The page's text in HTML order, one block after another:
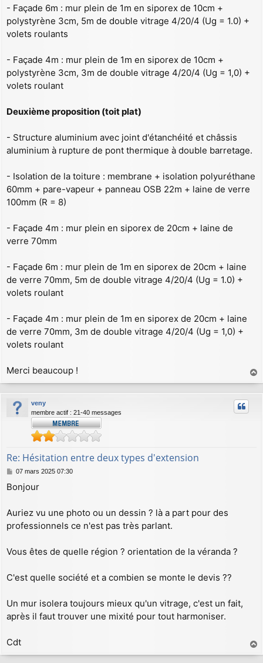
- Façade 6m : mur plein de 1m en siporex de 10cm +
polystyrène 3cm, 5m de double vitrage 4/20/4 (Ug = 1.0) +
volets roulants
- Façade 4m : mur plein de 1m en siporex de 10cm +
polystyrène 3cm, 3m de double vitrage 4/20/4 (Ug = 1,0) +
volets roulant
Deuxième proposition (toit plat)
- Structure aluminium avec joint d'étanchéité et châssis
aluminium à rupture de pont thermique à double barretage.
- Isolation de la toiture : membrane + isolation polyuréthane
60mm + pare-vapeur + panneau OSB 22m + laine de verre
100mm (R = 8)
- Façade 4m : mur plein en siporex de 20cm + laine de
verre 70mm
- Façade 6m : mur plein de 1m en siporex de 20cm + laine
de verre 70mm, 5m de double vitrage 4/20/4 (Ug = 1.0) +
volets roulant
- Façade 4m : mur plein de 1m en siporex de 20cm + laine
de verre 70mm, 3m de double vitrage 4/20/4 (Ug = 1,0) +
volets roulant
Merci beaucoup !
a
u
veny
membre actif : 21-40 messages
Re: Hésitation entre deux types d'extension
M
s
g
e
07 mars 2025 07:30
Bonjour
Auriez vu une photo ou un dessin ? là a part pour des
professionnels ce n'est pas très parlant.
Vous êtes de quelle région ? orientation de la véranda ?
C'est quelle société et a combien se monte le devis ??
Un mur isolera toujours mieux qu'un vitrage, c'est un fait,
après il faut trouver une mixité pour tout harmoniser.
Cdt
a